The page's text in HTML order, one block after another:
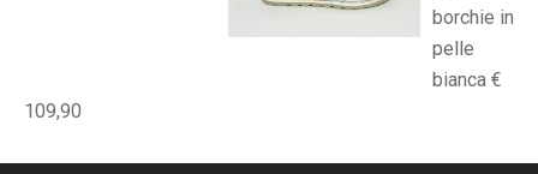
borchie in
pelle
bianca €
109,90